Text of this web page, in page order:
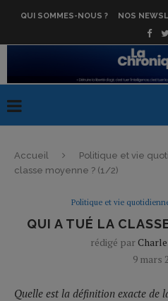
QUI SOMMES-NOUS ? NOS
Accueil Politique et vie
classe moyenne ? (1/2)
Politique et vie
QUI A TUÉ LA
rédigé par
9 mars
Quelle est la définition exacte de